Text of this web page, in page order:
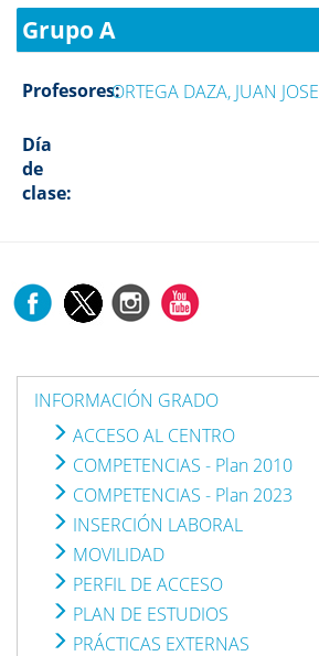
Grupo A
Profesores:ORTEGA DAZA, JUAN JOSE
Día
de
clase:
INFORMACIÓN GRADO
ACCESO AL CENTRO
COMPETENCIAS - Plan 2010
COMPETENCIAS - Plan 2023
INSERCIÓN LABORAL
MOVILIDAD
PERFIL DE ACCESO
PLAN DE ESTUDIOS
PRÁCTICAS EXTERNAS